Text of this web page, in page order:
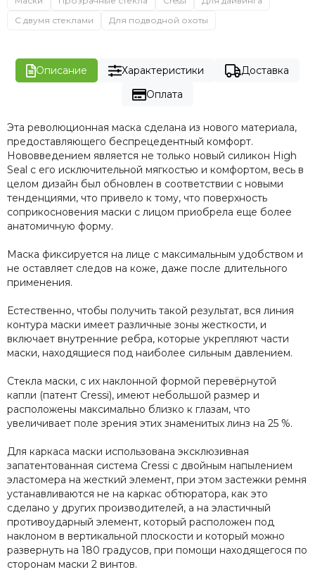
С двумя стеклами
Для подводной охоты
Описание Характеристики
Доставка
Оплата
Эта революционная маска сделана из нового материала,
предоставляющего беспрецедентный комфорт.
Нововведением является не только новый силикон High
Seal с его исключительной мягкостью и комфортом, весь в
целом дизайн был обновлен в соответствии с новыми
тенденциями, что привело к тому, что поверхность
соприкосновения маски с лицом приобрела еще более
анатомичную форму.
Маска фиксируется на лице с максимальным удобством и
не оставляет следов на коже, даже после длительного
применения.
Естественно, чтобы получить такой результат, вся линия
контура маски имеет различные зоны жесткости, и
включает внутренние ребра, которые укрепляют части
маски, находящиеся под наиболее сильным давлением.
Стекла маски, с их наклонной формой перевёрнутой
капли (патент Cressi), имеют небольшой размер и
расположены максимально близко к глазам, что
увеличивает поле зрения этих знаменитых линз на 25 %.
Для каркаса маски использована эксклюзивная
запатентованная система Cressi с двойным напылением
эластомера на жесткий элемент, при этом застежки ремня
устанавливаются не на каркас обтюратора, как это
сделано у других производителей, а на эластичный
противоударный элемент, который расположен под
наклоном в вертикальной плоскости и который можно
развернуть на 180 градусов, при помощи находящегося по
сторонам маски 2 винтов.